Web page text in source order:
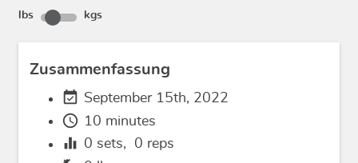
lbs kgs
Zusammenfassung
event_available September 15th, 2022
schedule 10 minutes
equalizer 0 sets, 0 reps